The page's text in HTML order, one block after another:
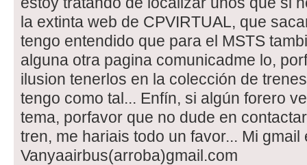
la extinta web de CPVIRTUAL, que
tengo entendido que para el MSTS
alguna otra pagina comunicadme lo,
ilusion tenerlos en la colección de
tengo como tal... Enfín, si algún forero
tema, porfavor que no dude en
tren, me hariais todo un favor... Mi gmail
Vanyaairbus(arroba)gmail.com